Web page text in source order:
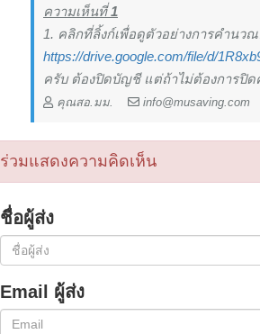
ความเห็นที่1
1. คลิกที่ลิ้งก์เพื่อดูตัวอย่างการคำนว
https://drive.google.com/file/d/
ครับ ต้องปิดบัญชี แต่ถ้าไม่ต้องการปิด
คุณสอ.มม. info@musaving.com
ร่วมแสดงความคิดเห็น
ชื่อผู้ส่ง
Email ผู้ส่ง